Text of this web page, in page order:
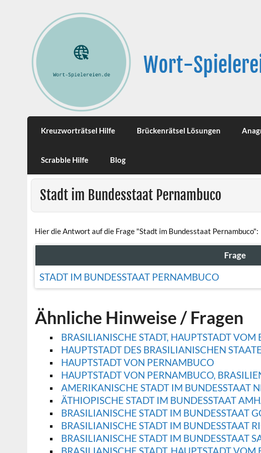
Wort-
Kreuzworträtsel Hilfe Brückenrätsel Lösungen
Scrabble Hilfe Blog
Stadt im Bundesstaat Pernambuco
Hier die Antwort auf die Frage "Stadt im Bundesstaat Pernambuco":
Frage
STADT IM BUNDESSTAAT PERNAMBUCO
Ähnliche Hinweise / Fragen
BRASILIANISCHE STADT, HAUPTSTADT
HAUPTSTADT DES BRASILIANISCHEN
HAUPTSTADT VON PERNAMBUCO
HAUPTSTADT VON PERNAMBUCO,
AMERIKANISCHE STADT IM BUNDESSTAAT
ÄTHIOPISCHE STADT IM BUNDESSTAAT
BRASILIANISCHE STADT IM BUNDESSTAAT
BRASILIANISCHE STADT IM BUNDESSTAAT
BRASILIANISCHE STADT IM BUNDESSTAAT